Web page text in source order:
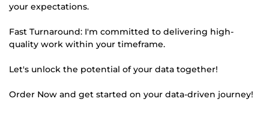
your expectations.
Fast Turnaround: I'm committed to delivering high-
quality work within your timeframe.
Let's unlock the potential of your data together!
Order Now and get started on your data-driven journey!